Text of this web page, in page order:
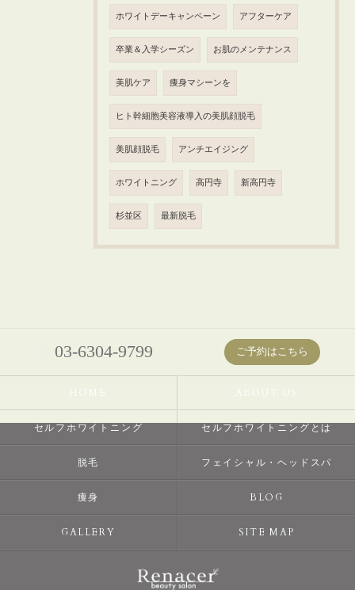
ホワイトデーキャンペーン アフターケア
卒業＆入学シーズン お肌のメンテナンス
美肌ケア 痩身マシーンを
ヒト幹細胞美容液導入の美肌顔脱毛
美肌顔脱毛 アンチエイジング
ホワイトニング 高円寺 新高円寺
杉並区 最新脱毛
03-6304-9799 ご予約はこちら
HOME ABOUT US
セルフホワイトニング セルフホワイトニングとは
脱毛 フェイシャル・ヘッドスパ
痩身 BLOG
GALLERY SITE MAP